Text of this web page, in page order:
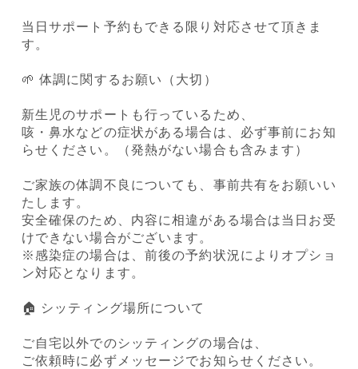
当日サポート予約もできる限り対応させて頂きま
す。
🌱 体調に関するお願い（大切）
新生児のサポートも行っているため、
咳・鼻水などの症状がある場合は、必ず事前にお知
らせください。（発熱がない場合も含みます）
ご家族の体調不良についても、事前共有をお願いい
たします。
安全確保のため、内容に相違がある場合は当日お受
けできない場合がございます。
※感染症の場合は、前後の予約状況によりオプショ
ン対応となります。
🏠 シッティング場所について
ご自宅以外でのシッティングの場合は、
ご依頼時に必ずメッセージでお知らせください。